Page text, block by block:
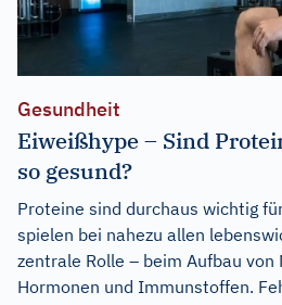
Gesundheit
Eiweißhype – Sind
so gesund?
Proteine sind durchaus wichtig
spielen bei nahezu allen
zentrale Rolle – beim Aufbau von
Hormonen und Immunstoffen.